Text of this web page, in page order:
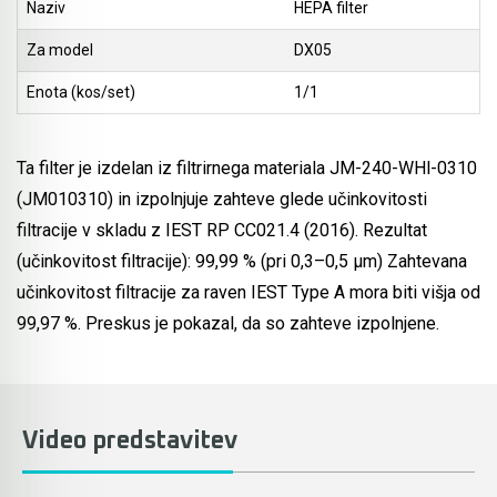
Naziv HEPA filter
Za model DX05
Enota (kos/set) 1/1
Ta filter je izdelan iz filtrirnega materiala JM-240-WHl-0310
(JM010310) in izpolnjuje zahteve glede učinkovitosti
filtracije v skladu z IEST RP CC021.4 (2016). Rezultat
(učinkovitost filtracije): 99,99 % (pri 0,3–0,5 µm) Zahtevana
učinkovitost filtracije za raven IEST Type A mora biti višja od
99,97 %. Preskus je pokazal, da so zahteve izpolnjene.
Video predstavitev
Akumulatorski fen na vroč zrak
Akumulatorski radio
Akumulatorski sesalniki
Akumulatorski enoročni rezkalniki
Akumulatorske ročne krožne žage
Akumulatorski rezalniki za beton, ploščice in
Verižni rezkarji
Multifunkcijsko orodje
Industrijski feni in lepilne pištole
Žebljalniki in spenjalniki
Brusilniki za beton
Krtačenje in odstranjevanje barve
Listi za vbodne žage
Krožni žagini listi in pribor za žage
Listi za tračne žage
Rezalne plošče za kovino
Diamantne rezalne plošče za kamen in
keramiko
Oblanje in rezkanje